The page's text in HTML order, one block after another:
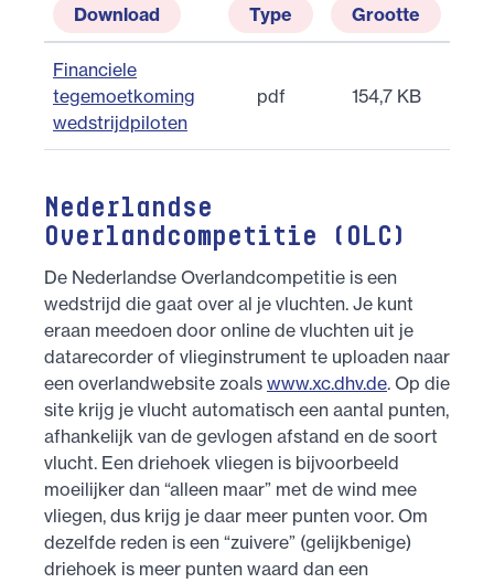
Download Type Grootte
Financiele
tegemoetkoming
wedstrijdpiloten
pdf 154,7 KB
Nederlandse
Overlandcompetitie (OLC)
De Nederlandse Overlandcompetitie is een
wedstrijd die gaat over al je vluchten. Je kunt
eraan meedoen door online de vluchten uit je
datarecorder of vlieginstrument te uploaden naar
een overlandwebsite zoals www.xc.dhv.de. Op die
site krijg je vlucht automatisch een aantal punten,
afhankelijk van de gevlogen afstand en de soort
vlucht. Een driehoek vliegen is bijvoorbeeld
moeilijker dan “alleen maar” met de wind mee
vliegen, dus krijg je daar meer punten voor. Om
dezelfde reden is een “zuivere” (gelijkbenige)
driehoek is meer punten waard dan een